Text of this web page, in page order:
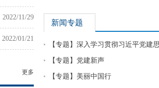
2022/11/29
2022/01/21
更多
新闻专题
【专题】深入学习贯彻习近平党建
【专题】党建新声
【专题】美丽中国行